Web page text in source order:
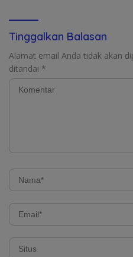
Tinggalkan Balasan
Alamat email Anda tidak akan
ditandai *